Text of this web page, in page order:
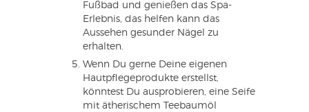
Fußbad und genießen das Spa-
Erlebnis, das helfen kann das
Aussehen gesunder Nägel zu
erhalten.
Wenn Du gerne Deine eigenen
Hautpflegeprodukte erstellst,
könntest Du ausprobieren, eine Seife
mit ätherischem Teebaumöl